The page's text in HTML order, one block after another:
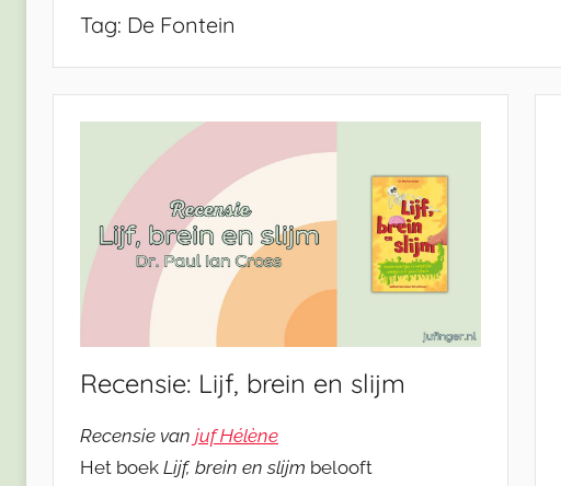
Tag: De Fontein
Recensie: Lijf, brein en slijm
Recensie van juf Hélène
Het boek Lijf, brein en slijm belooft